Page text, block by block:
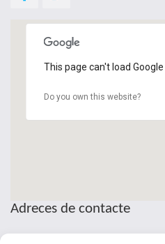
This page can't load
Do you own this website?
Adreces de contacte